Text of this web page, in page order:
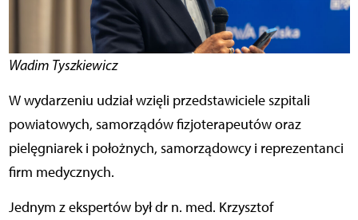
Wadim Tyszkiewicz
W wydarzeniu udział wzięli przedstawiciele szpitali
powiatowych, samorządów fizjoterapeutów oraz
pielęgniarek i położnych, samorządowcy i reprezentanci
firm medycznych.
Jednym z ekspertów był dr n. med. Krzysztof